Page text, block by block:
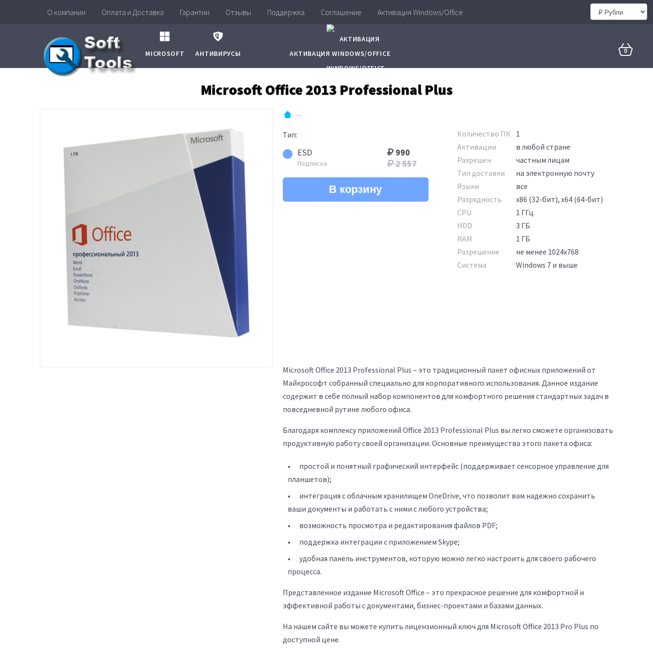
О компании Оплата и Доставка Гарантии Отзывы Поддержка Соглашение Активация Windows/Office
MICROSOFT АНТИВИРУСЫ АКТИВАЦИЯ WINDOWS/OFFICE 0
Microsoft Office 2013 Professional Plus
Тип:
ESD
Подписка
990
2 557
В корзину
Количество ПК
1
Активации
в любой стране
Разрешен
частным лицам
Тип доставки
на электронную почту
Языки
все
Разрядность
x86 (32-бит), x64 (64-бит)
CPU
1 ГГц
HDD
3 ГБ
RAM
1 ГБ
Разрешение
не менее 1024x768
Система
Windows 7 и выше
Microsoft Office 2013 Professional Plus – это традиционный пакет офисных приложений от
Майкрософт собранный специально для корпоративного использования. Данное издание
содержит в себе полный набор компонентов для комфортного решения стандартных задач в
повседневной рутине любого офиса.
Благодаря комплексу приложений Office 2013 Professional Plus вы легко сможете организовать
продуктивную работу своей организации. Основные преимущества этого пакета офиса:
простой и понятный графический интерфейс (поддерживает сенсорное управление для
планшетов);
интеграция с облачным хранилищем OneDrive, что позволит вам надежно сохранить
ваши документы и работать с ними с любого устройства;
возможность просмотра и редактирования файлов PDF;
поддержка интеграции с приложением Skype;
удобная панель инструментов, которую можно легко настроить для своего рабочего
процесса.
Представленное издание Microsoft Office – это прекрасное решение для комфортной и
эффективной работы с документами, бизнес-проектами и базами данных.
На нашем сайте вы можете купить лицензионный ключ для Microsoft Office 2013 Pro Plus по
доступной цене.